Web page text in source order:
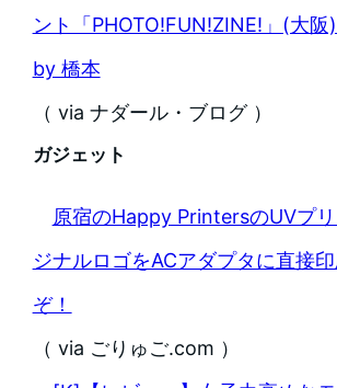
ント「PHOTO!FUN!ZINE!」(大阪
by 橋本
（ via ナダール・ブログ ）
ガジェット
原宿のHappy PrintersのUVプ
ジナルロゴをACアダプタに直接
ぞ！
（ via ごりゅご.com ）